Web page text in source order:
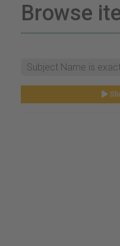
Browse
Subject Name is